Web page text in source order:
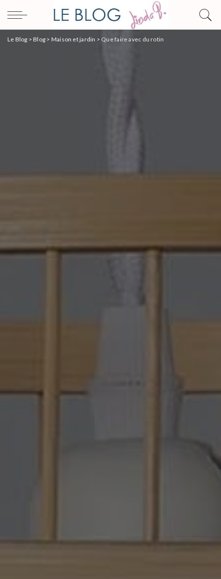
Le Blog >Blog > Maison et jardin > Que faire avec du rotin